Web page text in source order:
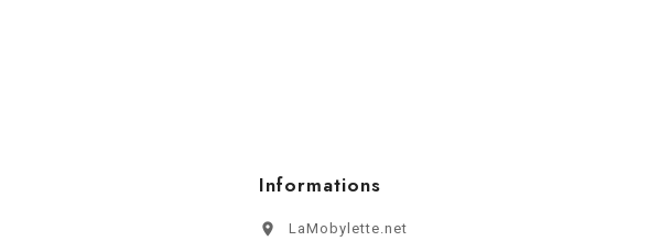
Informations

LaMobylette.net